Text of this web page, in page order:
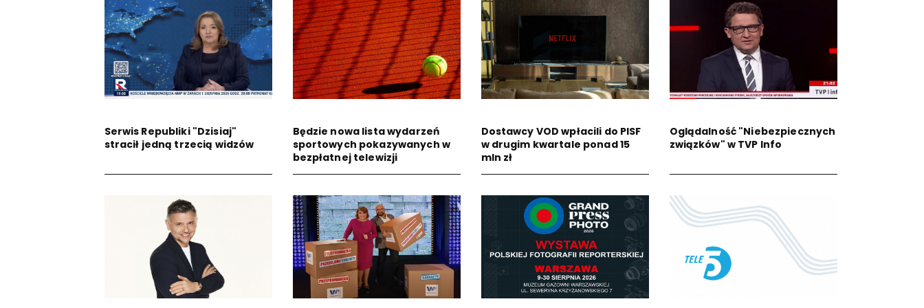
Serwis Republiki "Dzisiaj"
stracił jedną trzecią widzów
Będzie nowa lista wydarzeń
sportowych pokazywanych w
bezpłatnej telewizji
Dostawcy VOD wpłacili do PISF
w drugim kwartale ponad 15
mln zł
Oglądalność "Niebezpiecznych
związków" w TVP Info